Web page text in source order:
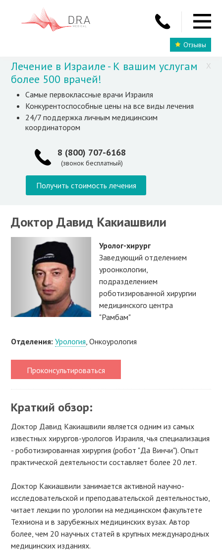
Отзывы
X
Лечение в Израиле - К вашим услугам
более 500 врачей!
Самые первоклассные врачи Израиля
Конкурентоспособные цены на все виды лечения
24/7 поддержка личным медицинским
координатором
8 (800) 707-6168
(звонок бесплатный)
Получить стоимость лечения
Доктор Давид Какиашвили
Уролог-хирург
Заведующий отделением
уроонкологии,
подразделением
роботизированной хирургии
медицинского центра
"Рамбам"
Отделения: Урология , Онкоурология
Проконсультироваться
Краткий обзор:
Доктор Давид Какиашвили является одним из самых
известных хирургов-урологов Израиля, чья специализация
- роботизированная хирургия (робот "Да Винчи"). Опыт
практической деятельности составляет более 20 лет.
Доктор Какиашвили занимается активной научно-
исследовательской и преподавательской деятельностью,
читает лекции по урологии на медицинском факультете
Техниона и в зарубежных медицинских вузах. Автор
более, чем 20 научных статей в крупных международных
медицинских изданиях.